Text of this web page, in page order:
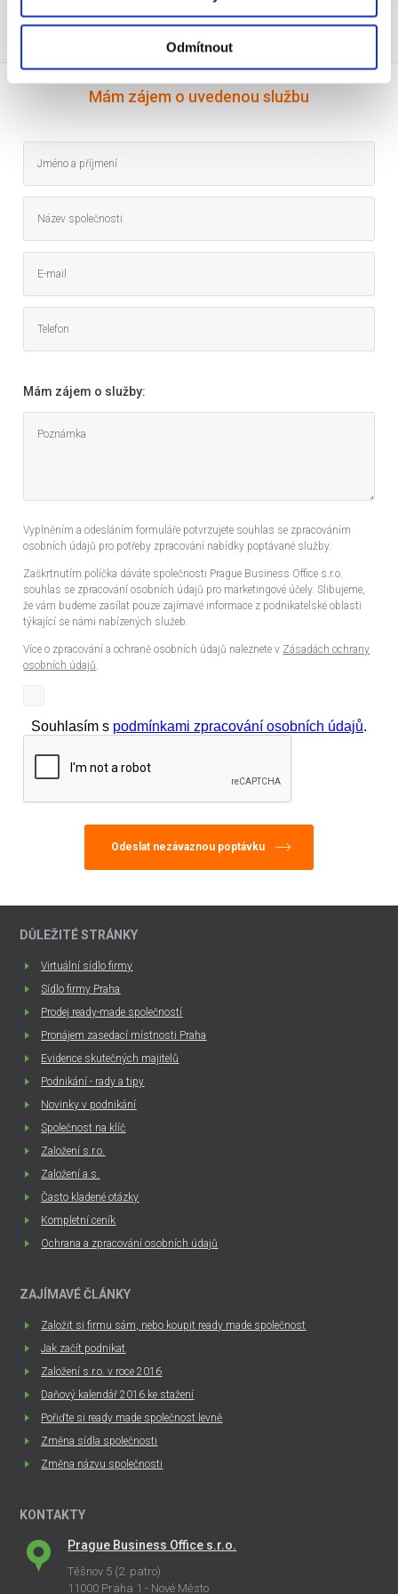
Odmítnout
Mám zájem o uvedenou službu
Mám zájem o služby:
Vyplněním a odesláním formuláře potvrzujete souhlas se zpracováním
osobních údajů pro potřeby zpracování nabídky poptávané služby.
Zaškrtnutím políčka dáváte společnosti Prague Business Office s.r.o.
souhlas se zpracování osobních údajů pro marketingové účely. Slibujeme,
že vám budeme zasílat pouze zajímavé informace z podnikatelské oblasti
týkající se námi nabízených služeb.
Více o zpracování a ochraně osobních údajů naleznete v Zásadách ochrany
osobních údajů.
Souhlasím s podmínkami zpracování osobních údajů.
DŮLEŽITÉ STRÁNKY
Virtuální sídlo firmy
Sídlo firmy Praha
Prodej ready-made společností
Pronájem zasedací místnosti Praha
Evidence skutečných majitelů
Podnikání - rady a tipy
Novinky v podnikání
Společnost na klíč
Založení s.r.o.
Založení a.s.
Často kladené otázky
Kompletní ceník
Ochrana a zpracování osobních údajů
ZAJÍMAVÉ ČLÁNKY
Založit si firmu sám, nebo koupit ready made společnost
Jak začít podnikat
Založení s.r.o. v roce 2016
Daňový kalendář 2016 ke stažení
Pořiďte si ready made společnost levně
Změna sídla společnosti
Změna názvu společnosti
KONTAKTY
Prague Business Office s.r.o.
Těšnov 5 (2. patro)
11000 Praha 1 - Nové Město